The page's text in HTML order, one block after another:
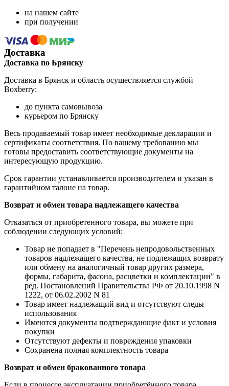
на нашем сайте
при получении
Доставка
Доставка по Брянску
Доставка в Брянск и область осуществляется службой
Boxberry:
до пункта самовывоза
курьером по Брянску
Весь продаваемый товар имеет необходимые декларации и
сертификаты соответствия. По вашему требованию мы
готовы предоставить соответствующие документы на
интересующую продукцию.
Срок гарантии устанавливается производителем и указан в
гарантийном талоне на товар.
Возврат и обмен товара надлежащего качества
Отказаться от приобретенного товара, вы можете при
соблюдении следующих условий:
Товар не попадает в "Перечень непродовольственных
товаров надлежащего качества, не подлежащих возврату
или обмену на аналогичный товар других размера,
формы, габарита, фасона, расцветки и комплектации" в
ред. Постановлений Правительства РФ от 20.10.1998 N
1222, от 06.02.2002 N 81
Товар имеет надлежащий вид и отсутствуют следы
использования
Имеются документы подтверждающие факт и условия
покупки
Отсутствуют дефекты и повреждения упаковки
Сохранена полная комплектность товара
Возврат и обмен бракованного товара